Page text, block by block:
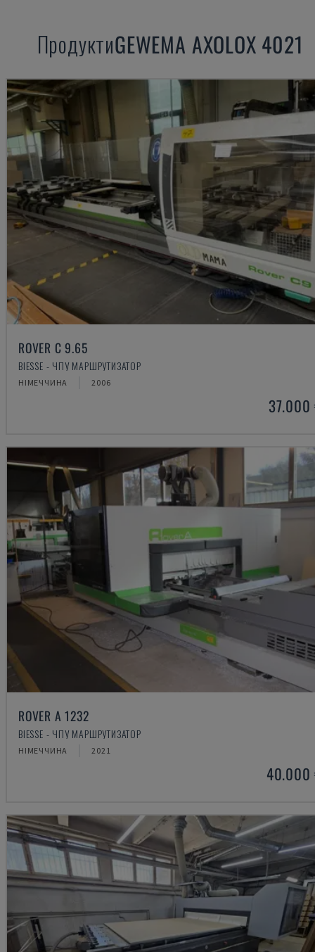
ПродуктиGEWEMA AXOLOX 4021
ROVER C 9.65
BIESSE - ЧПУ МАРШРУТИЗАТОР
НІМЕЧЧИНА 2006
37.000
ROVER A 1232
BIESSE - ЧПУ МАРШРУТИЗАТОР
НІМЕЧЧИНА 2021
40.000